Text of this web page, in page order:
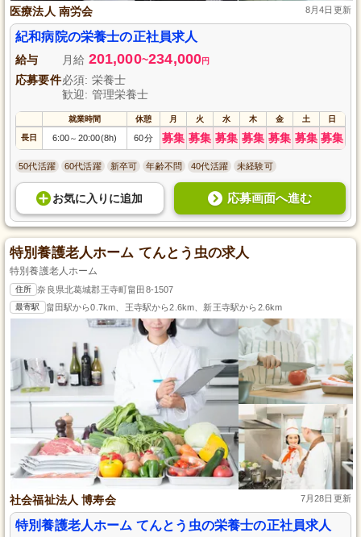
医療法人 南労会 8月4日更新
紀和病院の栄養士の正社員求人
給与 月給 201,000~234,000円
応募要件必須: 栄養士
歓迎: 管理栄養士
就業時間 休憩 月 火 水 木 金 土 日
長日 6:00～ 20:00(8h) 60分 募集 募集 募集 募集 募集 募集 募集
50代活躍 60代活躍 新卒可 年齢不問 40代活躍 未経験可
お気に入り に追加 応募画面へ進む
特別養護老人ホーム てんとう虫の求人
特別養護老人ホーム
住所 奈良県北葛城郡王寺町畠田8-1507
最寄駅 畠田駅から0.7km、王寺駅から2.6km、新王寺駅から2.6km
社会福祉法人 博寿会 7月28日更新
特別養護老人ホーム てんとう虫の栄養士の正社員求人